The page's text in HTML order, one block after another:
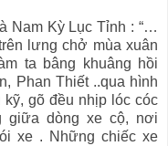
Kỳ Lục Tỉnh : “…
lưng chở mùa xuân
ta bâng khuâng hồi
Phan Thiết ..qua hình
gõ đều nhịp lóc cóc
giữa dòng xe cộ, nơi
xe . Những chiếc xe